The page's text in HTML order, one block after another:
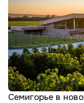
Семигорье в